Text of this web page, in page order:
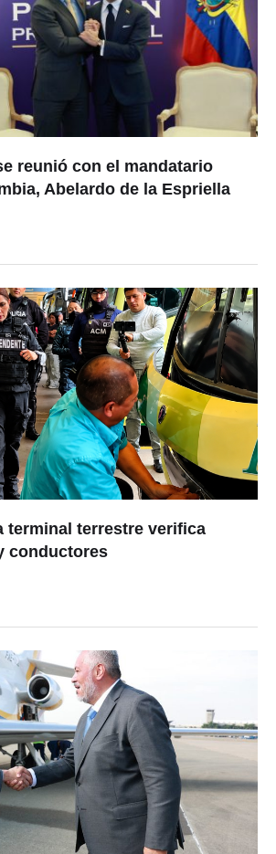
reunió con el mandatario
Abelardo de la Espriella
terminal terrestre verifica
conductores